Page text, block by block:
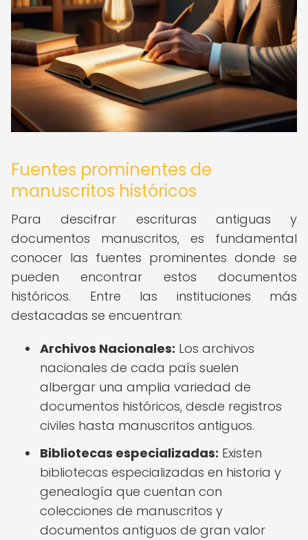
Fuentes prominentes de
manuscritos históricos
Para descifrar escrituras antiguas y
documentos manuscritos, es fundamental
conocer las fuentes prominentes donde se
pueden encontrar estos documentos
históricos. Entre las instituciones más
destacadas se encuentran:
Archivos Nacionales: Los archivos
nacionales de cada país suelen
albergar una amplia variedad de
documentos históricos, desde registros
civiles hasta manuscritos antiguos.
Bibliotecas especializadas: Existen
bibliotecas especializadas en historia y
genealogía que cuentan con
colecciones de manuscritos y
documentos antiguos de gran valor